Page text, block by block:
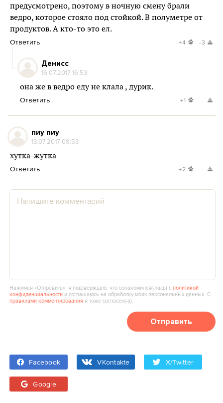
предусмотрено, поэтому в ночную смену брали
ведро, которое стояло под стойкой. В полуметре от
продуктов. А кто-то это ел.
Ответить +4 -3
Денисс
16.07.2017 16:53
она же в ведро еду не клала , дурик.
Ответить +1
пиу пиу
13.07.2017 09:53
хутка-жутка
Ответить +2
Нажимая «Отправить», я подтверждаю, что ознакомился(‑лась) сполитикой
конфиденциальности и соглашаюсь на обработку моих персональных данных. С
правилами комментирования я тоже согласен(‑а).
Отправить
Facebook VKontakte X/Twitter
Google